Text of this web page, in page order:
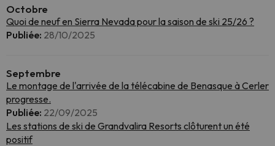
Octobre
Quoi de neuf en Sierra Nevada pour la saison de ski 25/26 ?
Publiée: 28/10/2025
Septembre
Le montage de l'arrivée de la télécabine de Benasque à Cerler
progresse.
Publiée: 22/09/2025
Les stations de ski de Grandvalira Resorts clôturent un été
positif